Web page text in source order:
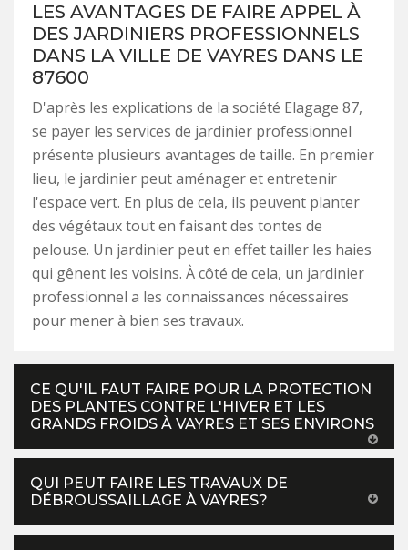
LES AVANTAGES DE FAIRE APPEL À
DES JARDINIERS PROFESSIONNELS
DANS LA VILLE DE VAYRES DANS LE
87600
D'après les explications de la société Elagage 87,
se payer les services de jardinier professionnel
présente plusieurs avantages de taille. En premier
lieu, le jardinier peut aménager et entretenir
l'espace vert. En plus de cela, ils peuvent planter
des végétaux tout en faisant des tontes de
pelouse. Un jardinier peut en effet tailler les haies
qui gênent les voisins. À côté de cela, un jardinier
professionnel a les connaissances nécessaires
pour mener à bien ses travaux.
CE QU'IL FAUT FAIRE POUR LA PROTECTION
DES PLANTES CONTRE L'HIVER ET LES
GRANDS FROIDS À VAYRES ET SES ENVIRONS
QUI PEUT FAIRE LES TRAVAUX DE
DÉBROUSSAILLAGE À VAYRES?